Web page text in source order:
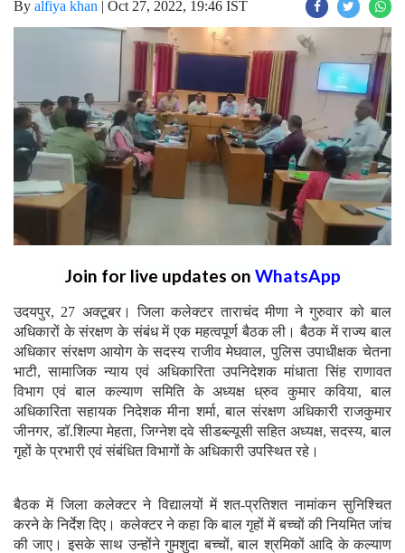
By alfiya khan | Oct 27, 2022, 19:46 IST
Join for live updates on WhatsApp
उदयपुर, 27 अक्टूबर। जिला कलेक्टर ताराचंद मीणा ने गुरुवार को बाल
अधिकारों के संरक्षण के संबंध में एक महत्वपूर्ण बैठक ली। बैठक में राज्य बाल
अधिकार संरक्षण आयोग के सदस्य राजीव मेघवाल, पुलिस उपाधीक्षक चेतना
भाटी, सामाजिक न्याय एवं अधिकारिता उपनिदेशक मांधाता सिंह राणावत
विभाग एवं बाल कल्याण समिति के अध्यक्ष ध्रुव कुमार कविया, बाल
अधिकारिता सहायक निदेशक मीना शर्मा, बाल संरक्षण अधिकारी राजकुमार
जीनगर, डॉ.शिल्पा मेहता, जिग्नेश दवे सीडब्ल्यूसी सहित अध्यक्ष, सदस्य, बाल
गृहों के प्रभारी एवं संबंधित विभागों के अधिकारी उपस्थित रहे।
बैठक में जिला कलेक्टर ने विद्यालयों में शत-प्रतिशत नामांकन सुनिश्चित
करने के निर्देश दिए। कलेक्टर ने कहा कि बाल गृहों में बच्चों की नियमित जांच
की जाए। इसके साथ उन्होंने गुमशुदा बच्चों, बाल श्रमिकों आदि के कल्याण